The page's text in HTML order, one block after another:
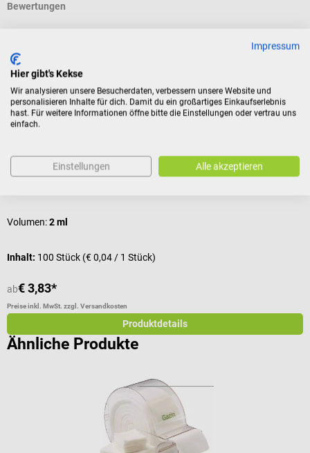
Bewertungen
Kunden kauften auch
B. Braun
Injekt Einmalspritzen
Volumen:2 ml
Inhalt: 100 Stück (€ 0,04 / 1 Stück)
ab€ 3,83*
Preise inkl. MwSt. zzgl. Versandkosten
Produktdetails
Ähnliche Produkte
Impressum
Hier gibt's Kekse
Wir analysieren unsere Besucherdaten, verbessern unsere Website und
personalisieren Inhalte für dich. Damit du ein großartiges Einkaufserlebnis
hast. Für weitere Informationen öffne bitte die Einstellungen oder vertrau uns
einfach.
Einstellungen Alle akzeptieren